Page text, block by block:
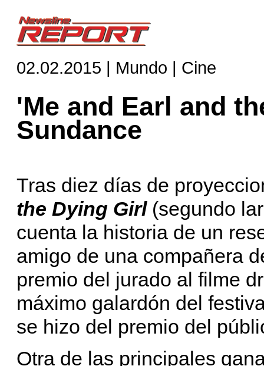
02.02.2015 | Mundo | Cine
'Me and Earl and
Sundance
Tras diez días de
the Dying Girl(segundo
cuenta la historia de un
amigo de una compañera
premio del jurado al filme
máximo galardón del
se hizo del premio del
Otra de las principales